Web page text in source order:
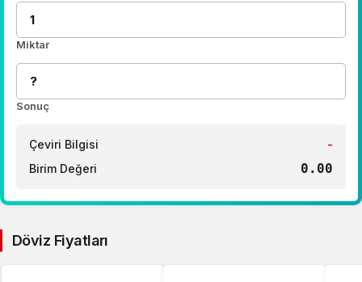
Miktar
Sonuç
Çeviri Bilgisi
-
Birim Değeri
0.00
Döviz Fiyatları